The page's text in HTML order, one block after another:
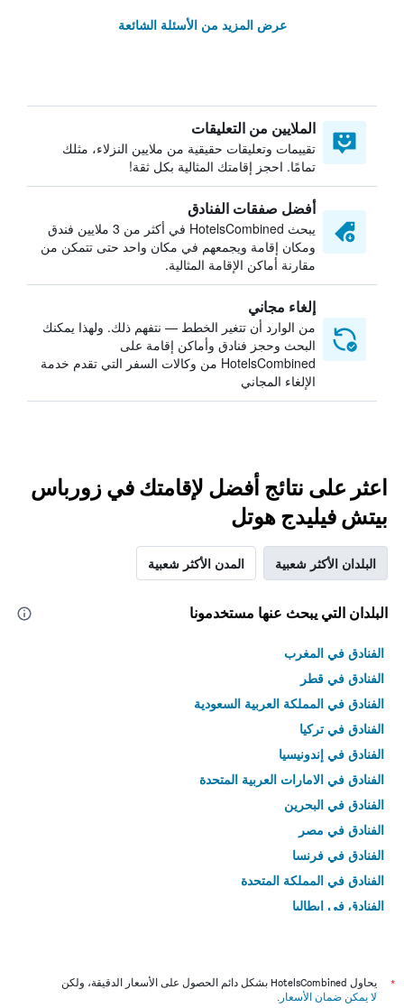
عرض المزيد من الأسئلة الشائعة
الملايين من التعليقات
تقييمات وتعليقات حقيقية من ملايين النزلاء، مثلك
تمامًا. احجز إقامتك المثالية بكل ثقة!
أفضل صفقات الفنادق
يبحث HotelsCombined في أكثر من 3 ملايين فندق
ومكان إقامة ويجمعهم في مكان واحد حتى تتمكن من
مقارنة أماكن الإقامة المثالية.
إلغاء مجاني
من الوارد أن تتغير الخطط — نتفهم ذلك. ولهذا يمكنك
البحث وحجز فنادق وأماكن إقامة على
HotelsCombined من وكالات السفر التي تقدم خدمة
الإلغاء المجاني
اعثر على نتائج أفضل لإقامتك في زورباس
بيتش فيليدج هوتل
البلدان الأكثر شعبية المدن الأكثر شعبية
البلدان التي يبحث عنها مستخدمونا
الفنادق في المغرب
الفنادق في قطر
الفنادق في المملكة العربية السعودية
الفنادق في تركيا
الفنادق في إندونيسيا
الفنادق في الامارات العربية المتحدة
الفنادق في البحرين
الفنادق في مصر
الفنادق في فرنسا
الفنادق في المملكة المتحدة
الفنادق في إيطاليا
*
يحاول HotelsCombined بشكل دائم الحصول على الأسعار الدقيقة، ولكن
لا يمكن ضمان الأسعار .